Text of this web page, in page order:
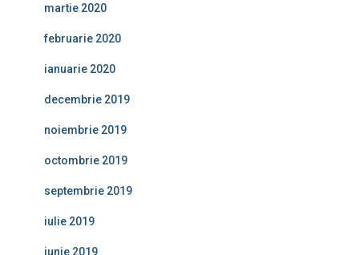
martie 2020
februarie 2020
ianuarie 2020
decembrie 2019
noiembrie 2019
octombrie 2019
septembrie 2019
iulie 2019
iunie 2019